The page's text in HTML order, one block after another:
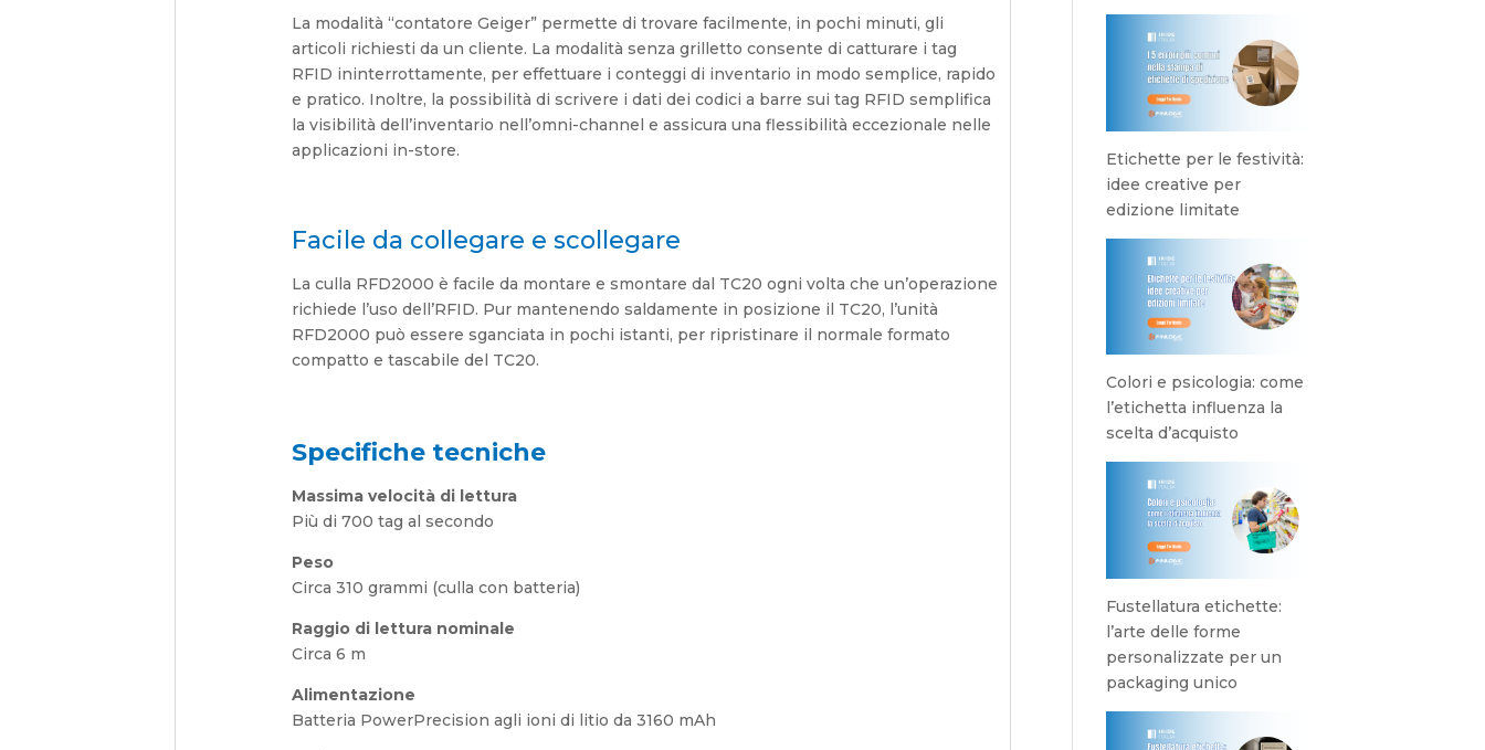
La modalità “contatore Geiger” permette di trovare facilmente, in pochi minuti, gli
articoli richiesti da un cliente. La modalità senza grilletto consente di catturare i tag
RFID ininterrottamente, per effettuare i conteggi di inventario in modo semplice, rapido
e pratico. Inoltre, la possibilità di scrivere i dati dei codici a barre sui tag RFID semplifica
la visibilità dell’inventario nell’omni-channel e assicura una flessibilità eccezionale nelle
applicazioni in-store.
Facile da collegare e scollegare
La culla RFD2000 è facile da montare e smontare dal TC20 ogni volta che un’operazione
richiede l’uso dell’RFID. Pur mantenendo saldamente in posizione il TC20, l’unità
RFD2000 può essere sganciata in pochi istanti, per ripristinare il normale formato
compatto e tascabile del TC20.
Specifiche tecniche
Massima velocità di lettura
Più di 700 tag al secondo
Peso
Circa 310 grammi (culla con batteria)
Raggio di lettura nominale
Circa 6 m
Alimentazione
Batteria PowerPrecision agli ioni di litio da 3160 mAh
Etichette per le festività:
idee creative per
edizione limitate
Colori e psicologia: come
l’etichetta influenza la
scelta d’acquisto
Fustellatura etichette:
l’arte delle forme
personalizzate per un
packaging unico